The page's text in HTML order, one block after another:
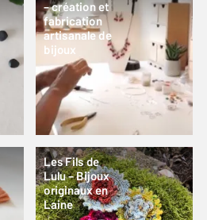
– création et
fabrication
artisanale de
bijoux
Les Fils de
Lulu – Bijoux
originaux en
Laine